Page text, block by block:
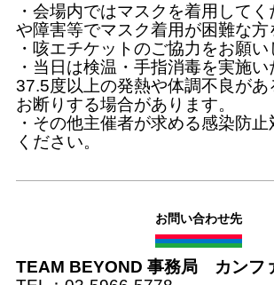
・会場内ではマスクを着用して
や障害等でマスク着用が困難な方
・咳エチケットのご協力をお願い
・当日は検温・手指消毒を実施い
37.5度以上の発熱や体調不良があ
お断りする場合があります。
・その他主催者が求める感染防
ください。
お問い合わせ先
TEAM BEYOND 事務局 カンフ